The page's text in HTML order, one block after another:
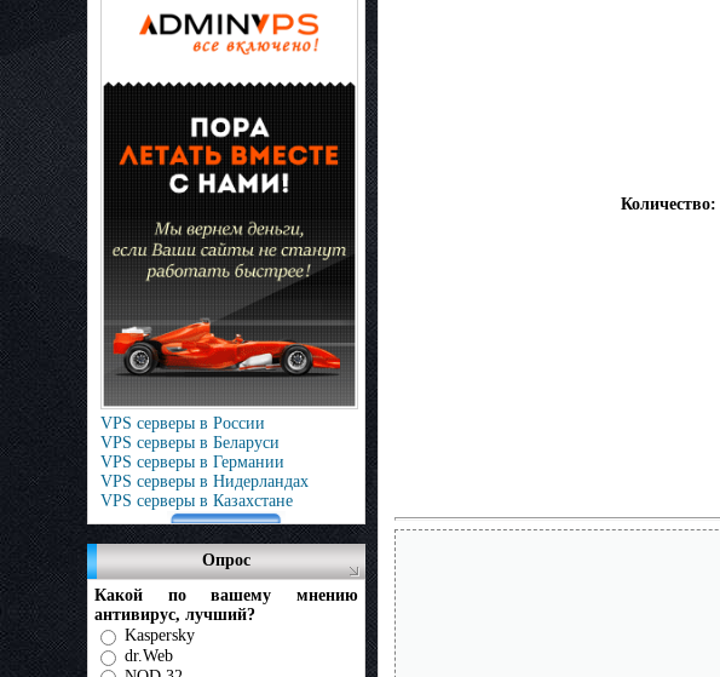
VPS серверы в России
VPS серверы в Беларуси
VPS серверы в Германии
VPS серверы в Нидерландах
VPS серверы в Казахстане
Опрос
Какой по вашему мнению
антивирус, лучший?
Kaspersky
dr.Web
Количество: